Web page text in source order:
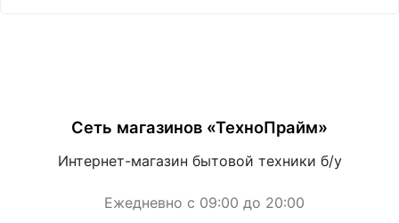
Сеть магазинов «ТехноПрайм»
Интернет-магазин бытовой техники б/у
Ежедневно с 09:00 до 20:00